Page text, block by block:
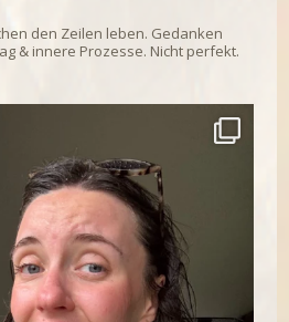
den Zeilen leben. Gedanken
& innere Prozesse. Nicht perfekt.